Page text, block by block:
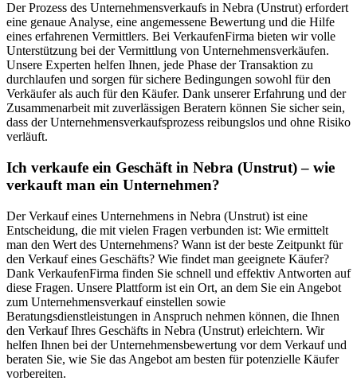
Der Prozess des Unternehmensverkaufs in Nebra (Unstrut) erfordert
eine genaue Analyse, eine angemessene Bewertung und die Hilfe
eines erfahrenen Vermittlers. Bei VerkaufenFirma bieten wir volle
Unterstützung bei der Vermittlung von Unternehmensverkäufen.
Unsere Experten helfen Ihnen, jede Phase der Transaktion zu
durchlaufen und sorgen für sichere Bedingungen sowohl für den
Verkäufer als auch für den Käufer. Dank unserer Erfahrung und der
Zusammenarbeit mit zuverlässigen Beratern können Sie sicher sein,
dass der Unternehmensverkaufsprozess reibungslos und ohne Risiko
verläuft.
Ich verkaufe ein Geschäft in Nebra (Unstrut) – wie
verkauft man ein Unternehmen?
Der Verkauf eines Unternehmens in Nebra (Unstrut) ist eine
Entscheidung, die mit vielen Fragen verbunden ist: Wie ermittelt
man den Wert des Unternehmens? Wann ist der beste Zeitpunkt für
den Verkauf eines Geschäfts? Wie findet man geeignete Käufer?
Dank VerkaufenFirma finden Sie schnell und effektiv Antworten auf
diese Fragen. Unsere Plattform ist ein Ort, an dem Sie ein Angebot
zum Unternehmensverkauf einstellen sowie
Beratungsdienstleistungen in Anspruch nehmen können, die Ihnen
den Verkauf Ihres Geschäfts in Nebra (Unstrut) erleichtern. Wir
helfen Ihnen bei der Unternehmensbewertung vor dem Verkauf und
beraten Sie, wie Sie das Angebot am besten für potenzielle Käufer
vorbereiten.